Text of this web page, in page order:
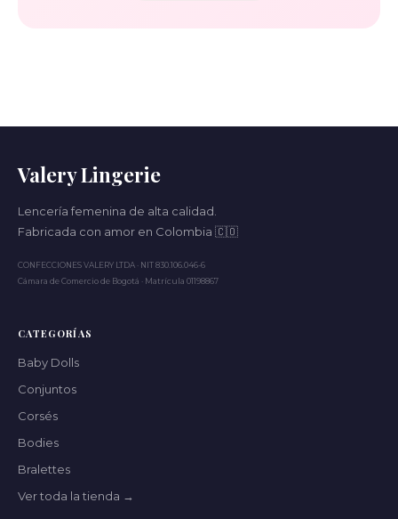
Valery Lingerie
Lencería femenina de alta calidad.
Fabricada con amor en Colombia 🇨🇴
CONFECCIONES VALERY LTDA · NIT 830.106.046-6
Cámara de Comercio de Bogotá · Matrícula 01198867
CATEGORÍAS
Baby Dolls
Conjuntos
Corsés
Bodies
Bralettes
Ver toda la tienda →